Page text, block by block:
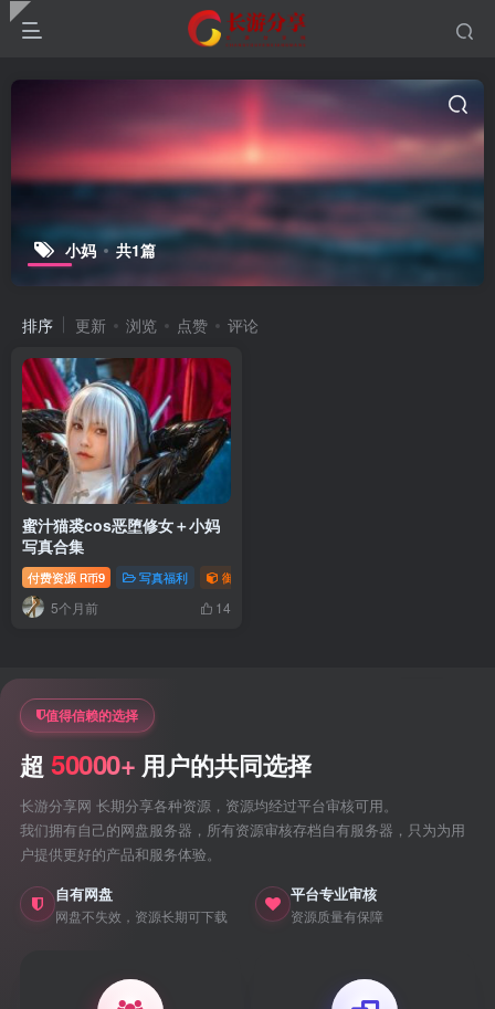
小妈 共1篇
排序 更新 浏览 点赞 评论
蜜汁猫裘cos恶堕修女＋小妈
写真合集
付费资源 R币9 写真福利 御姐写真照片专题
5个月前 14
值得信赖的选择
超50000+ 用户的共同选择
长游分享网 长期分享各种资源，资源均经过平台审核可用。
我们拥有自己的网盘服务器，所有资源审核存档自有服务器，只为为用
户提供更好的产品和服务体验。
自有网盘
网盘不失效，资源长期可下载
平台专业审核
资源质量有保障